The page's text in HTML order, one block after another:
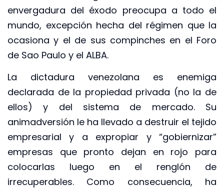
envergadura del éxodo preocupa a todo el
mundo, excepción hecha del régimen que la
ocasiona y el de sus compinches en el Foro
de Sao Paulo y el ALBA.
La dictadura venezolana es enemiga
declarada de la propiedad privada (no la de
ellos) y del sistema de mercado. Su
animadversión le ha llevado a destruir el tejido
empresarial y a expropiar y “gobiernizar”
empresas que pronto dejan en rojo para
colocarlas luego en el renglón de
irrecuperables. Como consecuencia, ha